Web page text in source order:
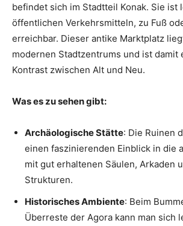
befindet sich im Stadtteil Konak. Sie ist
öffentlichen Verkehrsmitteln, zu Fuß
erreichbar. Dieser antike Marktplatz
modernen Stadtzentrums und ist damit
Kontrast zwischen Alt und Neu.
Was es zu sehen gibt:
Archäologische Stätte: Die Ruinen
einen faszinierenden Einblick in die
mit gut erhaltenen Säulen, Arkaden
Strukturen.
Historisches Ambiente: Beim
Überreste der Agora kann man sich